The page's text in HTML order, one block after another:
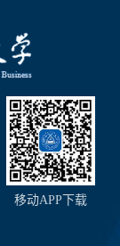
移动APP下载